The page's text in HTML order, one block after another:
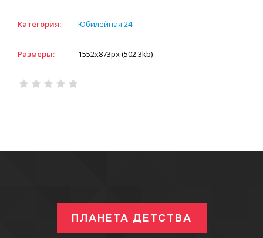
Категория: Юбилейная 24
Размеры: 1552x873px (502.3kb)
ПЛАНЕТА ДЕТСТВА